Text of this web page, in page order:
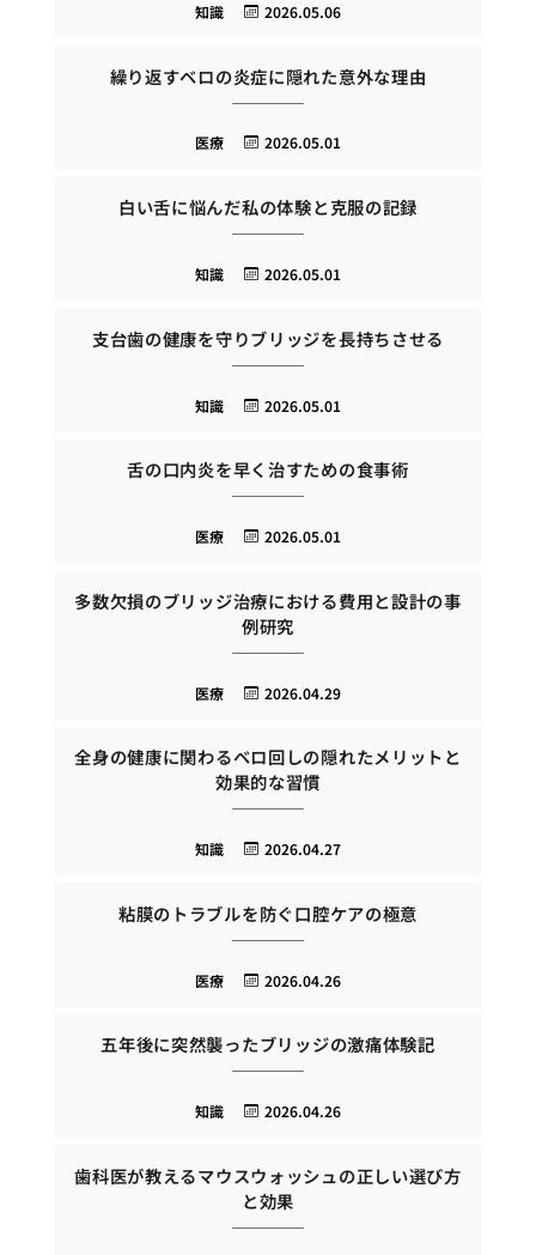
2026.05.06
知識
繰り返すベロの炎症に隠れた意外な理由
2026.05.01
医療
白い舌に悩んだ私の体験と克服の記録
2026.05.01
知識
支台歯の健康を守りブリッジを長持ちさせる
2026.05.01
知識
舌の口内炎を早く治すための食事術
2026.05.01
医療
多数欠損のブリッジ治療における費用と設計の事
例研究
2026.04.29
医療
全身の健康に関わるベロ回しの隠れたメリットと
効果的な習慣
2026.04.27
知識
粘膜のトラブルを防ぐ口腔ケアの極意
2026.04.26
医療
五年後に突然襲ったブリッジの激痛体験記
2026.04.26
知識
歯科医が教えるマウスウォッシュの正しい選び方
と効果